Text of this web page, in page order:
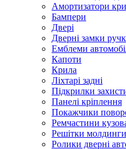
Амортизатори
Бампери
Двері
Дверні замки
Емблеми
Капоти
Крила
Ліхтарі задні
Підкрилки
Панелі кріплення
Покажчики
Ремчастини
Решітки молдинги
Ролики дверні